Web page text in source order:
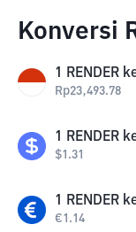
Konversi
1 RENDER
Rp23,493.78
1 RENDER
$1.31
1 RENDER
€1.14